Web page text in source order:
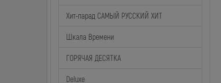
Хит-парад САМЫЙ РУССКИЙ ХИТ
Шкала Времени
ГОРЯЧАЯ ДЕСЯТКА
Deluxe